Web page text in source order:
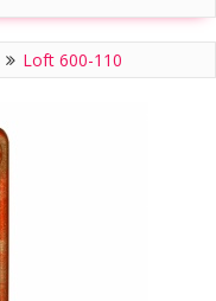
Loft 600-110